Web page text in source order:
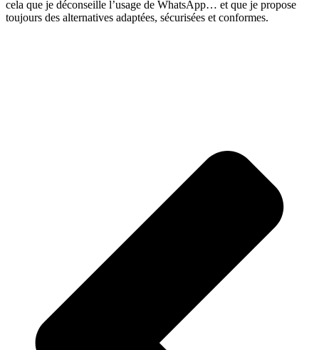
cela que je déconseille l’usage de WhatsApp… et que je propose
toujours des alternatives adaptées, sécurisées et conformes.